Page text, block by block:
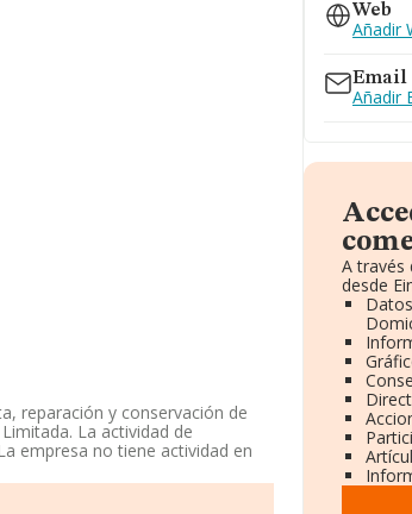
reparación y conservación de
La actividad de
empresa no tiene actividad en
Web
Añadir
Email
Añadir
A través
desde